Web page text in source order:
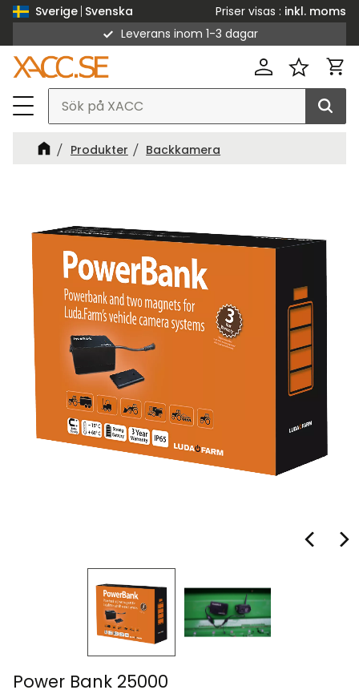
Sverige Svenska Priser visas
inkl. moms
Leverans inom 1-3 dagar
Produkter Backkamera
Power Bank 25000